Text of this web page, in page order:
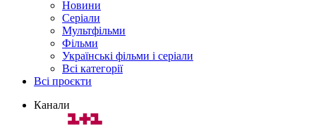
Новини
Серіали
Мультфільми
Фільми
Українські фільми і серіали
Всі категорії
Всі проєкти
Канали